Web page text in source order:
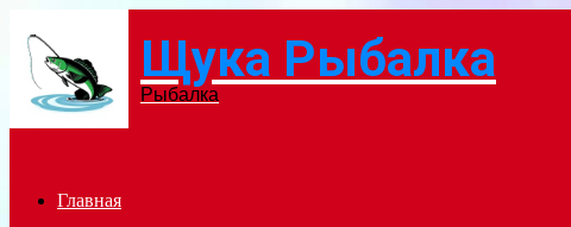
Menu Щука Рыбалка
Рыбалка
Главная